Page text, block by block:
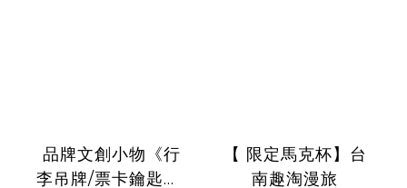
品牌文創小物《行
李吊牌/票卡鑰匙圈/
【 限定馬克杯】台
南趣淘漫旅